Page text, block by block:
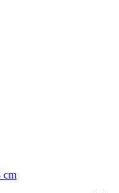
cm